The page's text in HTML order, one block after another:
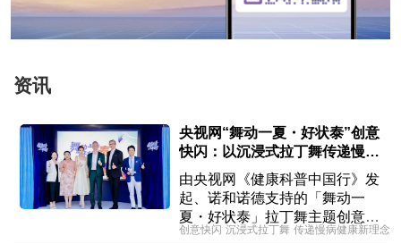
资讯
央视网“舞动一夏・好状泰”创意
快闪：以沉浸式拉丁舞传递慢病
健康新理念
由央视网《健康科普中国行》发
起、诺和诺德支持的「舞动一
夏・好状泰」拉丁舞主题创意快
闪科普活动正式亮相，“状泰全
创意快闪 沉浸式拉丁舞 传递慢病健康新理念